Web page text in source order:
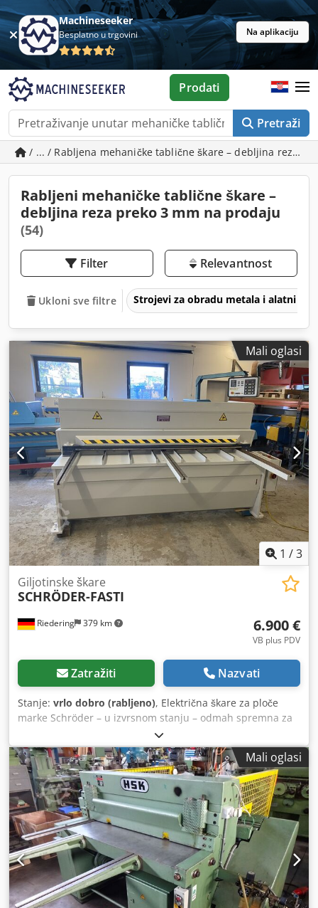
Machineseeker
Besplatno u trgovini Na aplikaciju
Pretraži
Prodati
/ ... / Rabljena mehaničke tablične škare – debljina reza
Rabljeni mehaničke tablične škare –
debljina reza preko 3 mm na prodaju
(54)
Filter Relevantnost
Ukloni sve filtre Strojevi za obradu metala i alatni
Mali oglasi
1 /3
Riedering 379 km
Giljotinske škare
SCHRÖDER-FASTI
6.900 €
VB plus PDV
Zatražiti Nazvati
Stanje: vrlo dobro (rabljeno), Električna škare za ploče
marke Schröder – u izvrsnom stanju – odmah spremna za
upotrebu – zadržava vrijednost Na prodaju je škare za
ploče marke Schröder s ručnim graničnikom dubine, u
dobrom tehničkom i vizualnom stanju. 2 x 4 mm. Uključuje
utovar. Prodaja: • Cijena stroja, neto • Dobit ćete uredan
račun s naznačenim PDV-om. • Moguća dostava ili prijevoz
špediterom (na zahtjev). • Moguća pregledavanje uz
prethodnu najavu. Csdpozq Rwlofx Ahloha Molimo,
obratite pozornost: Ako ste zainteresirani, molimo da se
javite telefonom. Telefon:
Mali oglasi